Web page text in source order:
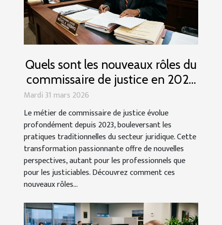
Quels sont les nouveaux rôles du
commissaire de justice en 2023
Mardi 31 mars 2026
Le métier de commissaire de justice évolue
profondément depuis 2023, bouleversant les
pratiques traditionnelles du secteur juridique. Cette
transformation passionnante offre de nouvelles
perspectives, autant pour les professionnels que
pour les justiciables. Découvrez comment ces
nouveaux rôles...